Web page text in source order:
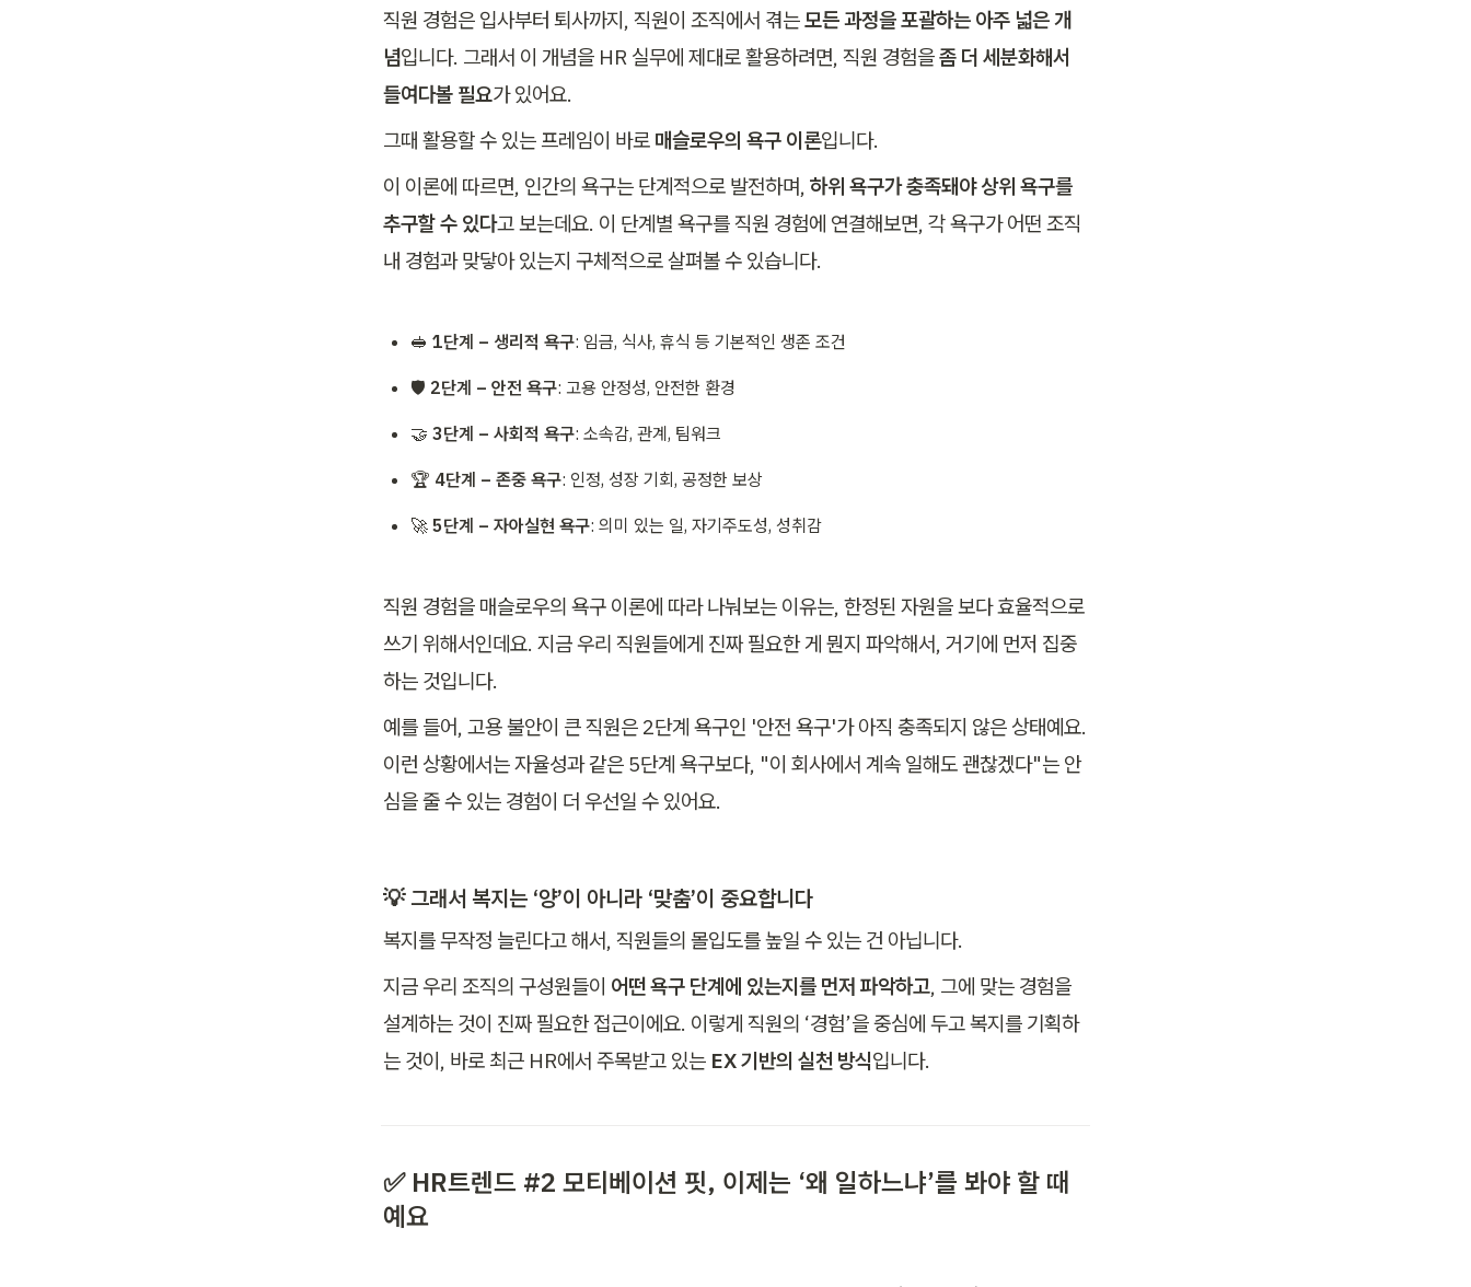
직원 경험은 입사부터 퇴사까지, 직원이 조직에서 겪는 모든 과정을 포괄하는 아주 넓은 개
념입니다. 그래서 이 개념을 HR 실무에 제대로 활용하려면, 직원 경험을 좀 더 세분화해서
들여다볼 필요가 있어요.
그때 활용할 수 있는 프레임이 바로 매슬로우의 욕구 이론입니다.
이 이론에 따르면, 인간의 욕구는 단계적으로 발전하며, 하위 욕구가 충족돼야 상위 욕구를
추구할 수 있다고 보는데요. 이 단계별 욕구를 직원 경험에 연결해보면, 각 욕구가 어떤 조직
내 경험과 맞닿아 있는지 구체적으로 살펴볼 수 있습니다.
🥪 1단계 – 생리적 욕구: 임금, 식사, 휴식 등 기본적인 생존 조건
🛡️ 2단계 – 안전 욕구: 고용 안정성, 안전한 환경
🤝 3단계 – 사회적 욕구: 소속감, 관계, 팀워크
🏆 4단계 – 존중 욕구: 인정, 성장 기회, 공정한 보상
🚀 5단계 – 자아실현 욕구: 의미 있는 일, 자기주도성, 성취감
직원 경험을 매슬로우의 욕구 이론에 따라 나눠보는 이유는, 한정된 자원을 보다 효율적으로
쓰기 위해서인데요. 지금 우리 직원들에게 진짜 필요한 게 뭔지 파악해서, 거기에 먼저 집중
하는 것입니다.
예를 들어, 고용 불안이 큰 직원은 2단계 욕구인 '안전 욕구'가 아직 충족되지 않은 상태예요.
이런 상황에서는 자율성과 같은 5단계 욕구보다, "이 회사에서 계속 일해도 괜찮겠다"는 안
심을 줄 수 있는 경험이 더 우선일 수 있어요.
💡 그래서 복지는 ‘양’이 아니라 ‘맞춤’이 중요합니다
복지를 무작정 늘린다고 해서, 직원들의 몰입도를 높일 수 있는 건 아닙니다.
지금 우리 조직의 구성원들이 어떤 욕구 단계에 있는지를 먼저 파악하고, 그에 맞는 경험을
설계하는 것이 진짜 필요한 접근이에요. 이렇게 직원의 ‘경험’을 중심에 두고 복지를 기획하
는 것이, 바로 최근 HR에서 주목받고 있는 EX 기반의 실천 방식입니다.
✅ HR트렌드 #2 모티베이션 핏, 이제는 ‘왜 일하느냐’를 봐야 할 때
예요